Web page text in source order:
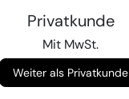
Privatkunde
Mit MwSt.
Weiter als Privatkunde